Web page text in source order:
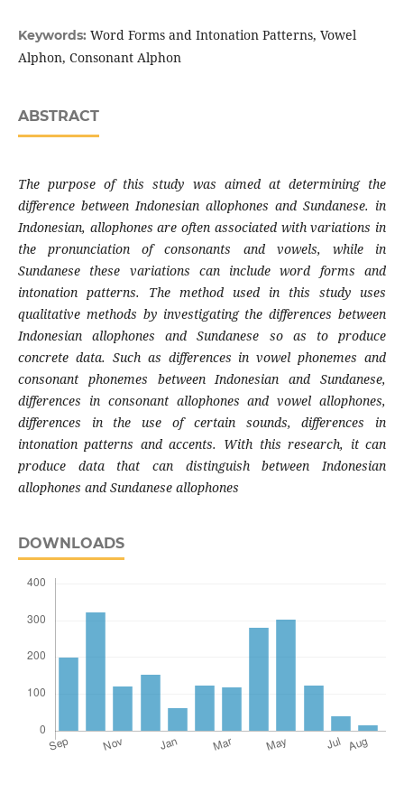
Keywords: Word Forms and Intonation Patterns, Vowel
Alphon, Consonant Alphon
ABSTRACT
The purpose of this study was aimed at determining the
difference between Indonesian allophones and Sundanese. in
Indonesian, allophones are often associated with variations in
the pronunciation of consonants and vowels, while in
Sundanese these variations can include word forms and
intonation patterns. The method used in this study uses
qualitative methods by investigating the differences between
Indonesian allophones and Sundanese so as to produce
concrete data. Such as differences in vowel phonemes and
consonant phonemes between Indonesian and Sundanese,
differences in consonant allophones and vowel allophones,
differences in the use of certain sounds, differences in
intonation patterns and accents. With this research, it can
produce data that can distinguish between Indonesian
allophones and Sundanese allophones
DOWNLOADS